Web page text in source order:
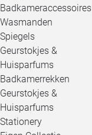
Badkameraccessoires
Wasmanden
Spiegels
Geurstokjes &
Huisparfums
Badkamerrekken
Geurstokjes &
Huisparfums
Stationery